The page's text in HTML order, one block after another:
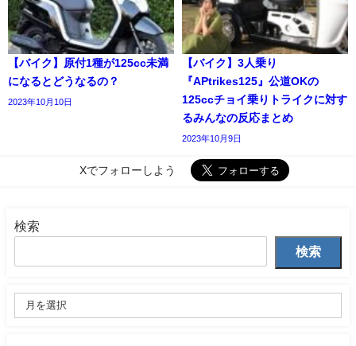
【バイク】原付1種が125cc未満
になるとどうなるの？
2023年10月10日
【バイク】3人乗り
『APtrikes125』公道OKの
125ccチョイ乗りトライクに対す
るみんなの反応まとめ
2023年10月9日
Xでフォローしよう
検索
検索